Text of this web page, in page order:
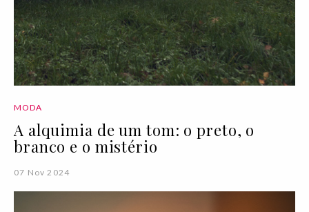
MODA
A alquimia de um tom: o preto, o
branco e o mistério
07 Nov 2024